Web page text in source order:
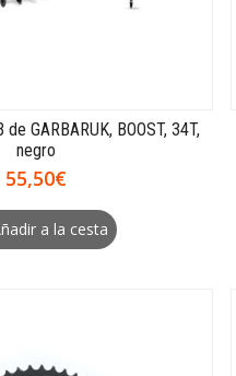
GARBARUK, BOOST, 34T,
negro
55,50€
a la cesta